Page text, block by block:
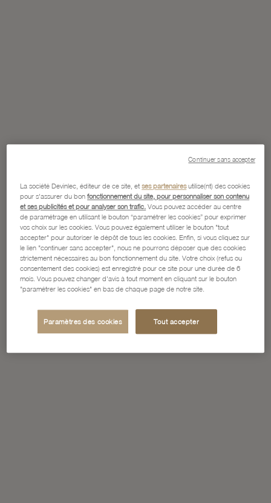
La société Devinlec, éditeur de ce site, etses partenairesutilise(nt) des cookies
pour s'assurer du bonfonctionnement du site, pour personnaliser son contenu
et ses publicités et pour analyser son trafic. Vous pouvez accéder au centre
de paramétrage en utilisant le bouton “paramétrer les cookies” pour exprimer
vos choix sur les cookies. Vous pouvez également utiliser le bouton "tout
accepter" pour autoriser le dépôt de tous les cookies. Enfin, si vous cliquez sur
le lien "continuer sans accepter", nous ne pourrons déposer que des cookies
strictement nécessaires au bon fonctionnement du site. Votre choix (refus ou
consentement des cookies) est enregistré pour ce site pour une durée de 6
mois. Vous pouvez changer d'avis à tout moment en cliquant sur le bouton
"paramétrer les cookies" en bas de chaque page de notre site.
Paramètres des cookies Tout accepter
Continuer sans accepter